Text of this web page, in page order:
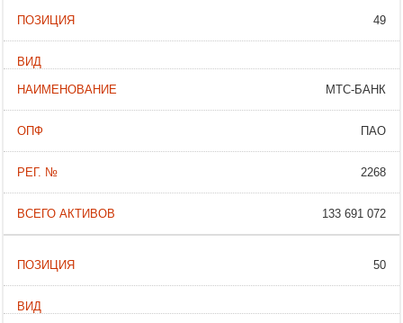
49
МТС-БАНК
ПАО
2268
133 691 072
50